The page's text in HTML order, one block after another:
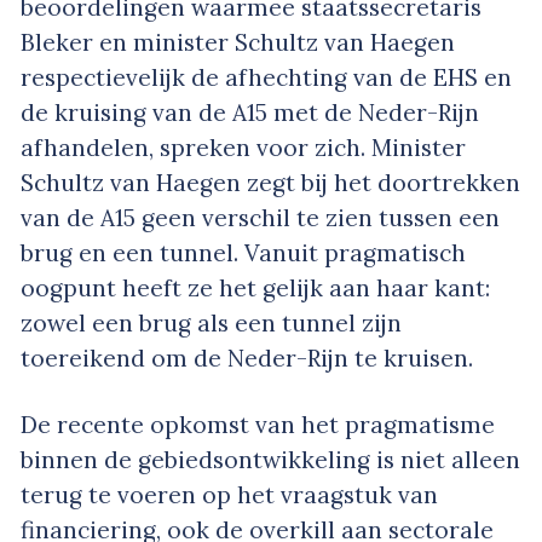
beoordelingen waarmee staatssecretaris
Bleker en minister Schultz van Haegen
respectievelijk de afhechting van de EHS en
de kruising van de A15 met de Neder-Rijn
afhandelen, spreken voor zich. Minister
Schultz van Haegen zegt bij het doortrekken
van de A15 geen verschil te zien tussen een
brug en een tunnel. Vanuit pragmatisch
oogpunt heeft ze het gelijk aan haar kant:
zowel een brug als een tunnel zijn
toereikend om de Neder-Rijn te kruisen.
De recente opkomst van het pragmatisme
binnen de gebiedsontwikkeling is niet alleen
terug te voeren op het vraagstuk van
financiering, ook de overkill aan sectorale